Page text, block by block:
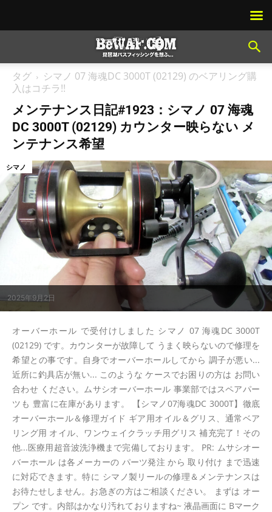
タグ
シマノ 07 海魂DC 3000T (02129) のベアリング購
入はコチラ!!
メンテナンス日記#1923：シマノ 07 海魂
DC 3000T (02129) カウンター映らない メ
ンテナンス希望
2025年9月2日
シマノ
オーバーホール で受付けしました シマノ 07 海魂DC 3000T
(02129) です。カウンターが故障して うまく映らないので修理を
希望との事です。自身でオーバーホールしてから 調子が悪い...
近所に釣具店が無い... このような ケースでお困りの方は お問い
合わせ ください。ムサシオーバーホール 事業部ではスペアパー
ツも 豊富に在庫があります。 【シマノ07海魂DC 3000T】徹底
オーバーホール＆修理ガイド ギア用オイル＆グリス、通常ベア
リング用 オイル、ワンウェイクラッチ用グリス 補充完了！その
他...医療用超音波洗浄機まで完備しております。 PR: ムサシオー
バーホール は各メーカーの パーツ発注 から 取り付け まで迅速
に対応できます。特に シマノ製リールの修理＆メンテナンスは
お待たせしません。お急ぎの方はご相談ください。 まずは オー
プン です。内部はかなり汚れておりますね~ 液晶画面に Bマーク